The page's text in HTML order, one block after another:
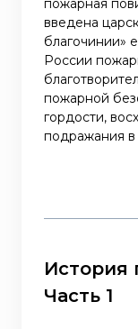
пожарная
введена
благочинии»
России
пожарной
гордости,
подражания в
История
Часть 1